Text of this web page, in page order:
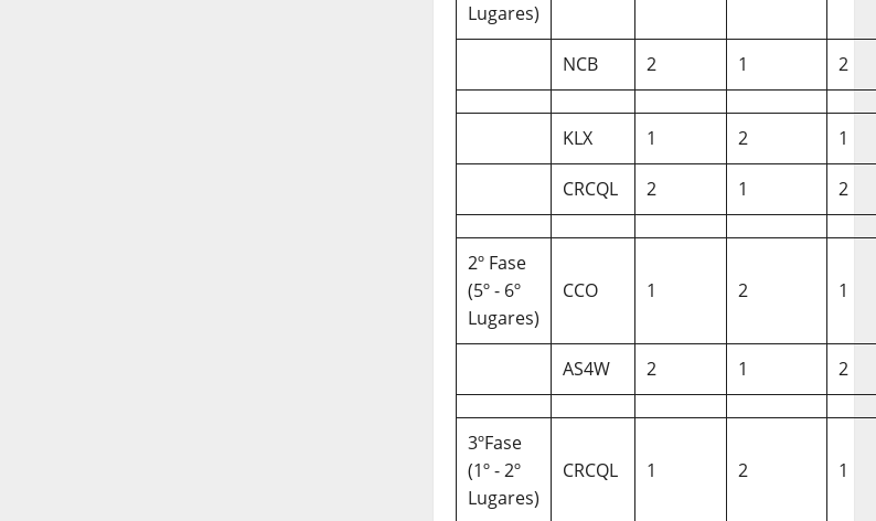
Lugares)
NCB 2 1 2
KLX 1 2 1
CRCQL 2 1 2
2º Fase
(5º - 6º
Lugares)
CCO 1 2 1
AS4W 2 1 2
3ºFase
(1º - 2º
Lugares)
CRCQL 1 2 1